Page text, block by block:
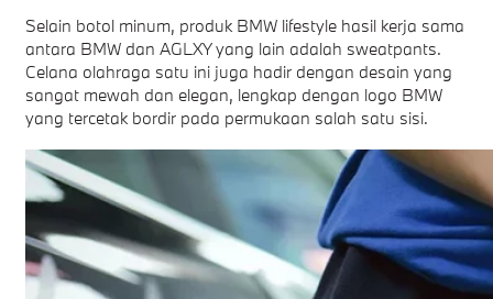
Selain botol minum, produk BMW lifestyle hasil kerja sama
antara BMW dan AGLXY yang lain adalah sweatpants.
Celana olahraga satu ini juga hadir dengan desain yang
sangat mewah dan elegan, lengkap dengan logo BMW
yang tercetak bordir pada permukaan salah satu sisi.